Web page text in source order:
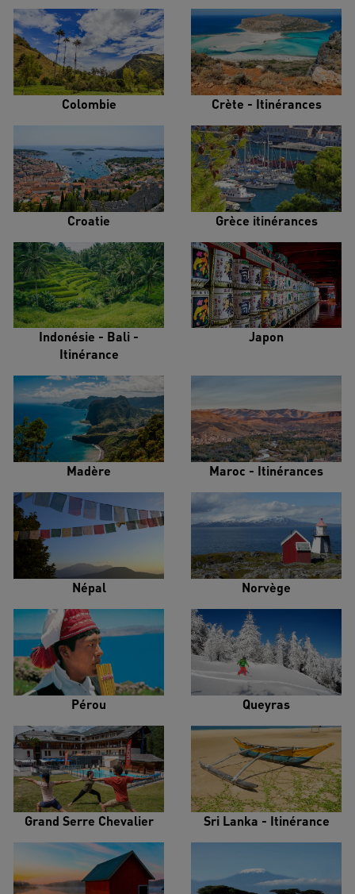
Colombie Crète - Itinérances
Croatie Grèce itinérances
Indonésie - Bali -
Itinérance
Japon
Madère Maroc - Itinérances
Népal Norvège
Pérou Queyras
Grand Serre Chevalier Sri Lanka - Itinérance